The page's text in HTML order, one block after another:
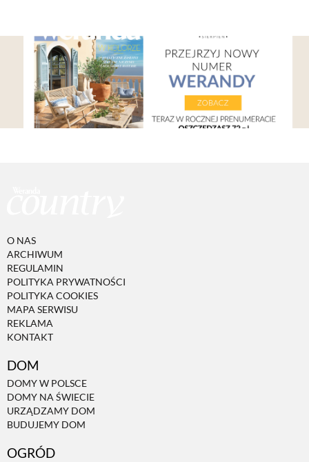
O NAS
ARCHIWUM
REGULAMIN
POLITYKA PRYWATNOŚCI
POLITYKA COOKIES
MAPA SERWISU
REKLAMA
KONTAKT
DOM
DOMY W POLSCE
DOMY NA ŚWIECIE
URZĄDZAMY DOM
BUDUJEMY DOM
OGRÓD